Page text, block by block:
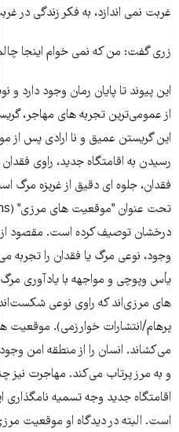
غربت نمى اندازد، به فکر زندگى در
زرى گفت: من که نمى خوام اینجا
این پیوند تا پایان رمان وجود دارد
از عمومى‌ترین تجربه هاى
این گریستن عمیق و نا ارادى پس از
رسیدن به اقامتگاه جدید، راوى
فقدان، جلوه اى دقیق از غریزه مرگ
درخشان توصیف کرده است. مقصود
وجود، نوعى مرگ یا فقدان را تجربه
یأس وپوچى و مواجهه با یادآورى
هاى مرزى‌اند که راوى نوعى
پرهام/انتشارات خوارزمى). موقعیت
می‌کشاند. انسان را از منطقه‌ امن
و به مرز پرتاب می‌کند. مهاجرت نیز
اقامتگاه جدید وجه تسمیه
است. البته در دیدگاه او موقعیت